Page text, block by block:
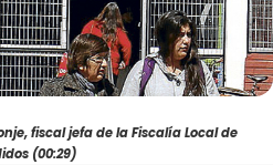
fiscal jefa de la Fiscalía Local de
(00:29)